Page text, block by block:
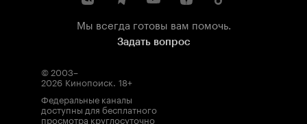
Мы всегда готовы вам помочь.
Задать вопрос
© 2003–
2026 Кинопоиск. 18+
Федеральные каналы
доступны для бесплатного
просмотра круглосуточно